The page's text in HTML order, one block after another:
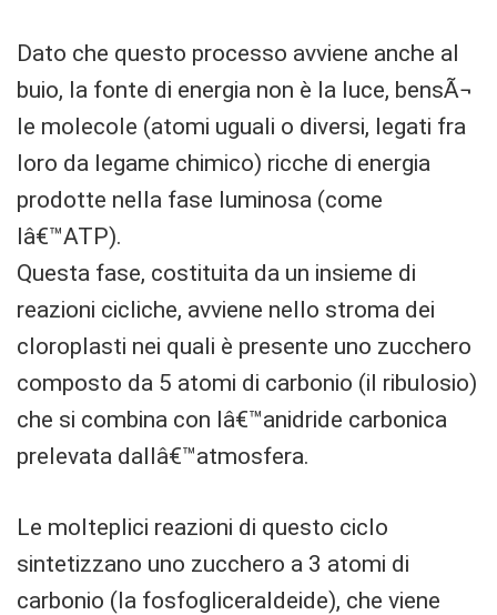
Dato che questo processo avviene anche al
buio, la fonte di energia non è la luce, bensÃ¬
le molecole (atomi uguali o diversi, legati fra
loro da legame chimico) ricche di energia
prodotte nella fase luminosa (come
lâ€™ATP).
Questa fase, costituita da un insieme di
reazioni cicliche, avviene nello stroma dei
cloroplasti nei quali è presente uno zucchero
composto da 5 atomi di carbonio (il ribulosio)
che si combina con lâ€™anidride carbonica
prelevata dallâ€™atmosfera.
Le molteplici reazioni di questo ciclo
sintetizzano uno zucchero a 3 atomi di
carbonio (la fosfogliceraldeide), che viene